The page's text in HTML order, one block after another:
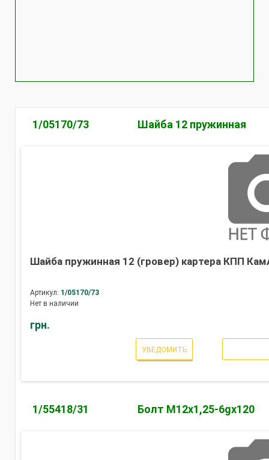
1/05170/73 Шайба 12 пружинная
Шайба пружинная 12 (гровер) картера КПП
Артикул: 1/05170/73
Нет в наличии
грн.
УВЕДОМИТЬ
1/55418/31 Болт М12х1,25-6gх120